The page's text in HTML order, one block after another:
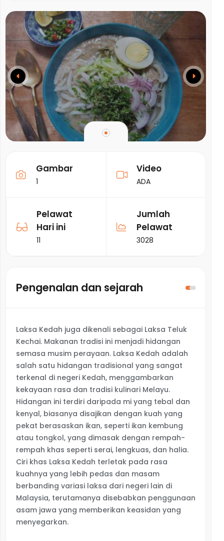
Gambar
1
Video
ADA
Pelawat
Hari ini
11
Jumlah
Pelawat
3028
Pengenalan dan sejarah
Laksa Kedah juga dikenali sebagai Laksa Teluk
Kechai. Makanan tradisi ini menjadi hidangan
semasa musim perayaan. Laksa Kedah adalah
salah satu hidangan tradisional yang sangat
terkenal di negeri Kedah, menggambarkan
kekayaan rasa dan tradisi kulinari Melayu.
Hidangan ini terdiri daripada mi yang tebal dan
kenyal, biasanya disajikan dengan kuah yang
pekat berasaskan ikan, seperti ikan kembung
atau tongkol, yang dimasak dengan rempah-
rempah khas seperti serai, lengkuas, dan halia.
Ciri khas Laksa Kedah terletak pada rasa
kuahnya yang lebih pedas dan masam
berbanding variasi laksa dari negeri lain di
Malaysia, terutamanya disebabkan penggunaan
asam jawa yang memberikan keasidan yang
menyegarkan.